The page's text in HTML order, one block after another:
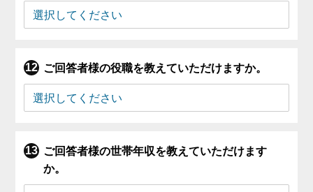
ご回答者様の役職を教えていただけますか。
ご回答者様の世帯年収を教えていただけます
か。